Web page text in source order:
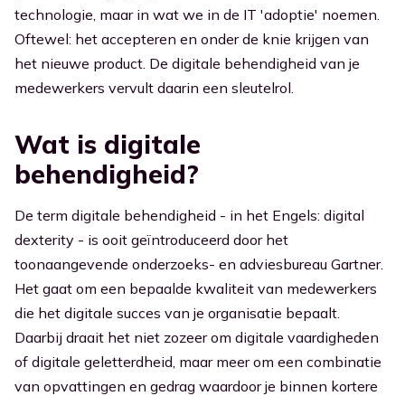
technologie, maar in wat we in de IT 'adoptie' noemen.
Oftewel: het accepteren en onder de knie krijgen van
het nieuwe product. De digitale behendigheid van je
medewerkers vervult daarin een sleutelrol.
Wat is digitale
behendigheid?
De term digitale behendigheid - in het Engels: digital
dexterity - is ooit geïntroduceerd door het
toonaangevende onderzoeks- en adviesbureau Gartner.
Het gaat om een bepaalde kwaliteit van medewerkers
die het digitale succes van je organisatie bepaalt.
Daarbij draait het niet zozeer om digitale vaardigheden
of digitale geletterdheid, maar meer om een combinatie
van opvattingen en gedrag waardoor je binnen kortere